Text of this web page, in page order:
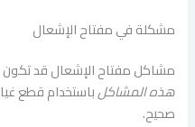
مشكلة في مفتاح الإشعال
مشاكل مفتاح الإشعال قد تكون
هذه المشاكلباستخدام قطع
صحيح.